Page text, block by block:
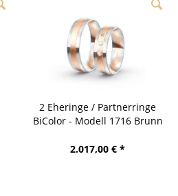
2 Eheringe / Partnerringe
BiColor - Modell 1716 Brunn
2.017,00 € *